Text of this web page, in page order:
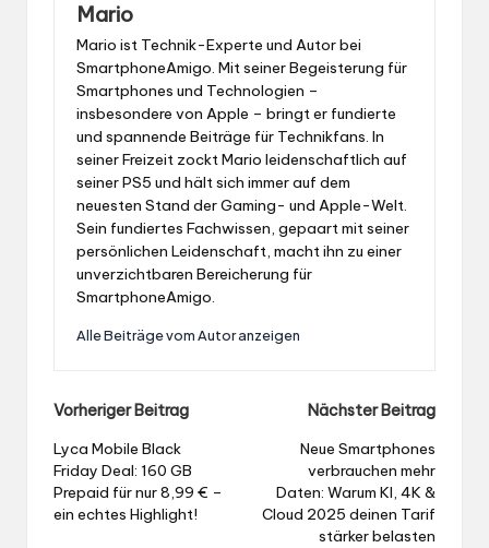
Mario
Mario ist Technik-Experte und Autor bei
SmartphoneAmigo. Mit seiner Begeisterung für
Smartphones und Technologien –
insbesondere von Apple – bringt er fundierte
und spannende Beiträge für Technikfans. In
seiner Freizeit zockt Mario leidenschaftlich auf
seiner PS5 und hält sich immer auf dem
neuesten Stand der Gaming- und Apple-Welt.
Sein fundiertes Fachwissen, gepaart mit seiner
persönlichen Leidenschaft, macht ihn zu einer
unverzichtbaren Bereicherung für
SmartphoneAmigo.
Alle Beiträge vom Autor anzeigen
Post
navigation
Vorheriger Beitrag
Lyca Mobile Black
Friday Deal: 160 GB
Prepaid für nur 8,99 € –
ein echtes Highlight!
Nächster Beitrag
Neue Smartphones
verbrauchen mehr
Daten: Warum KI, 4K &
Cloud 2025 deinen Tarif
stärker belasten